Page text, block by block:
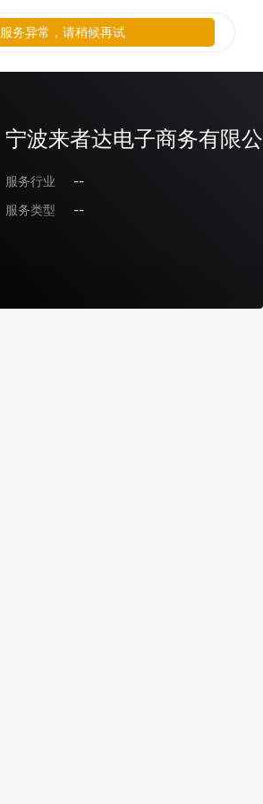
宁波来者达电子商务有限
服务行业
--
服务类型
--
服务异常，请稍候再试